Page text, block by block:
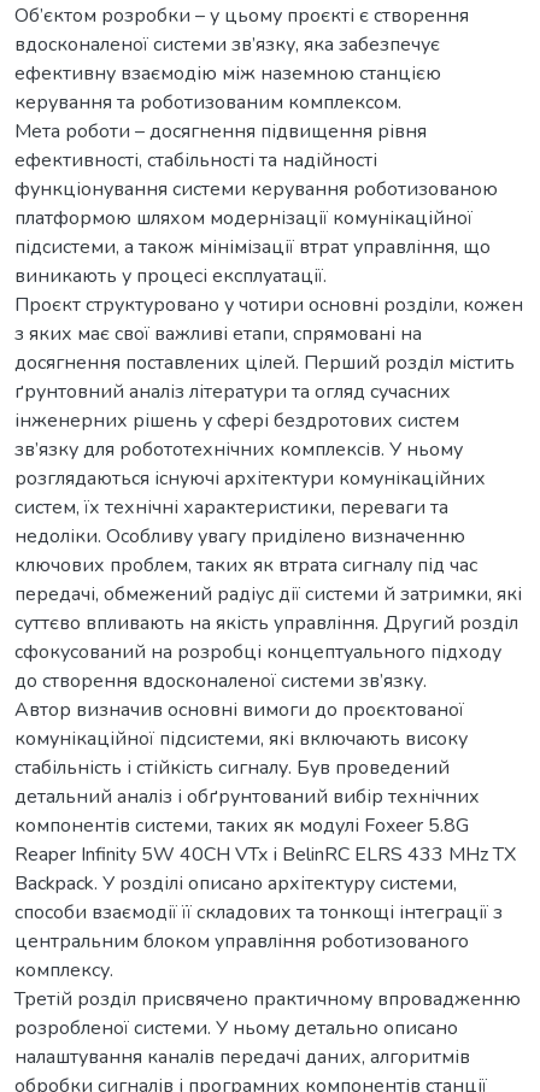
Об’єктом розробки – у цьому проєкті є створення
вдосконаленої системи зв’язку, яка забезпечує
ефективну взаємодію між наземною станцією
керування та роботизованим комплексом.
Мета роботи – досягнення підвищення рівня
ефективності, стабільності та надійності
функціонування системи керування роботизованою
платформою шляхом модернізації комунікаційної
підсистеми, а також мінімізації втрат управління, що
виникають у процесі експлуатації.
Проєкт структуровано у чотири основні розділи, кожен
з яких має свої важливі етапи, спрямовані на
досягнення поставлених цілей. Перший розділ містить
ґрунтовний аналіз літератури та огляд сучасних
інженерних рішень у сфері бездротових систем
зв’язку для робототехнічних комплексів. У ньому
розглядаються існуючі архітектури комунікаційних
систем, їх технічні характеристики, переваги та
недоліки. Особливу увагу приділено визначенню
ключових проблем, таких як втрата сигналу під час
передачі, обмежений радіус дії системи й затримки, які
суттєво впливають на якість управління. Другий розділ
сфокусований на розробці концептуального підходу
до створення вдосконаленої системи зв’язку.
Автор визначив основні вимоги до проєктованої
комунікаційної підсистеми, які включають високу
стабільність і стійкість сигналу. Був проведений
детальний аналіз і обґрунтований вибір технічних
компонентів системи, таких як модулі Foxeer 5.8G
Reaper Infinity 5W 40CH VTx і BelinRC ELRS 433 MHz TX
Backpack. У розділі описано архітектуру системи,
способи взаємодії її складових та тонкощі інтеграції з
центральним блоком управління роботизованого
комплексу.
Третій розділ присвячено практичному впровадженню
розробленої системи. У ньому детально описано
налаштування каналів передачі даних, алгоритмів
обробки сигналів і програмних компонентів станції